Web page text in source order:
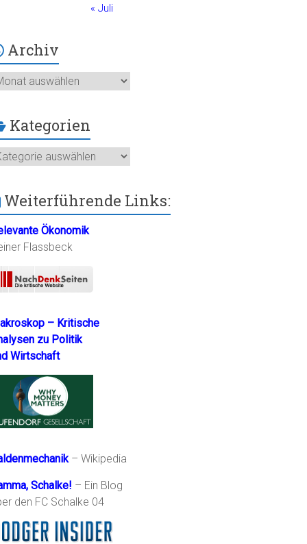
« Juli
Archiv
Kategorien
Weiterführende Links:
Ökonomik
Flassbeck
– Kritische
zu Politik
Wirtschaft
– Wikipedia
Schalke! – Ein Blog
den FC Schalke 04